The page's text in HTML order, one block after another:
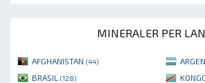
MINERALER PER
AFGHANISTAN (44)
BRASIL (128)